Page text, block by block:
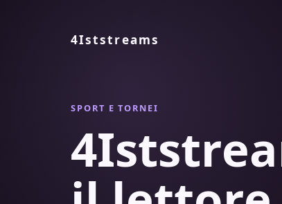
4Iststreams
SPORT E TORNEI